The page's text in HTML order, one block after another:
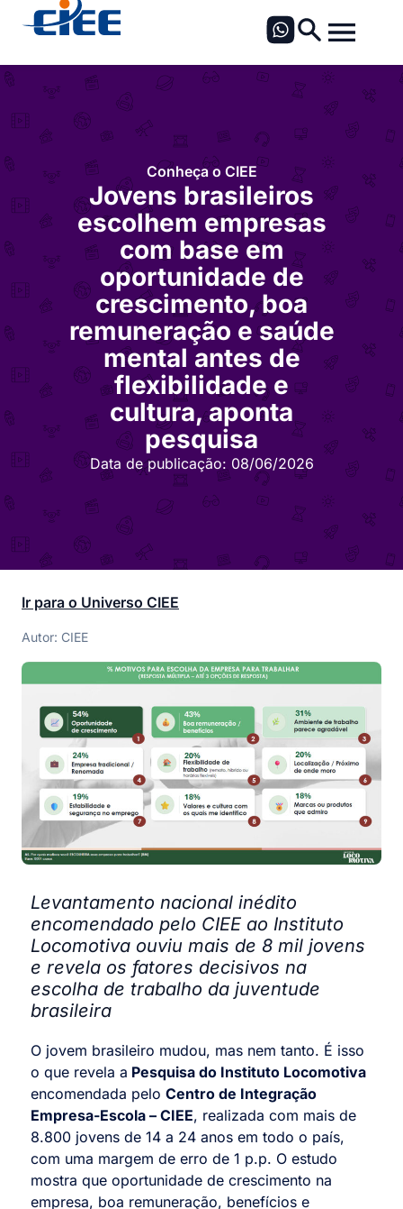
Conheça o CIEE
Jovens brasileiros
escolhem empresas
com base em
oportunidade de
crescimento, boa
remuneração e saúde
mental antes de
flexibilidade e
cultura, aponta
pesquisa
Data de publicação: 08/06/2026
Ir para o Universo CIEE
Autor: CIEE
Levantamento nacional inédito
encomendado pelo CIEE ao Instituto
Locomotiva ouviu mais de 8 mil jovens
e revela os fatores decisivos na
escolha de trabalho da juventude
brasileira
O jovem brasileiro mudou, mas nem tanto. É isso
o que revela a Pesquisa do Instituto Locomotiva
encomendada pelo Centro de Integração
Empresa-Escola – CIEE, realizada com mais de
8.800 jovens de 14 a 24 anos em todo o país,
com uma margem de erro de 1 p.p. O estudo
mostra que oportunidade de crescimento na
empresa, boa remuneração, benefícios e